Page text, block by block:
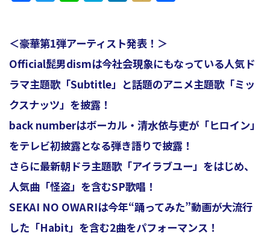
ョ
＜豪華第1弾アーティスト発表！＞
Official髭男dismは今社会現象にもなっている人気ド
ラマ主題歌「Subtitle」と話題のアニメ主題歌「ミッ
クスナッツ」を披露！
back numberはボーカル・清水依与吏が「ヒロイン」
をテレビ初披露となる弾き語りで披露！
さらに最新朝ドラ主題歌「アイラブユー」をはじめ、
人気曲「怪盗」を含むSP歌唱！
SEKAI NO OWARIは今年“踊ってみた”動画が大流行
した「Habit」を含む2曲をパフォーマンス！